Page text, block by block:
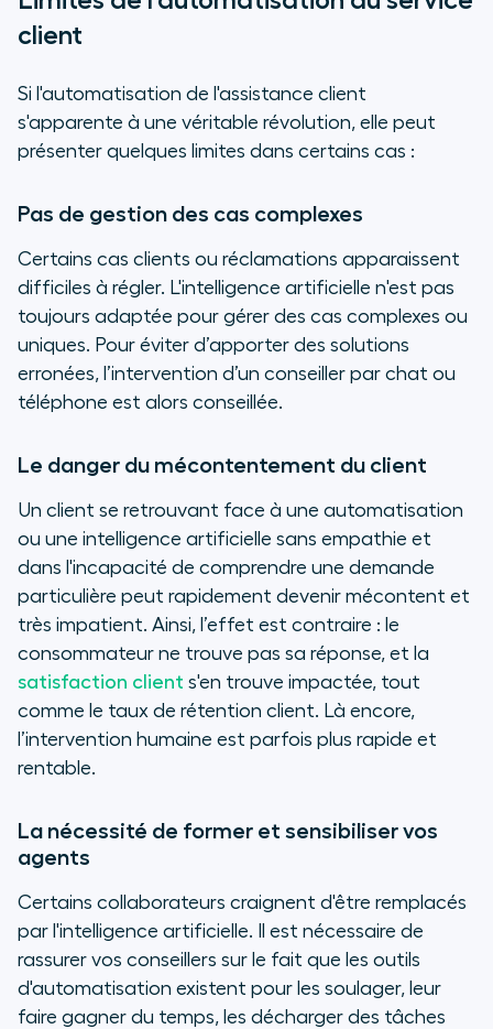
client
Si l'automatisation de l'assistance client
s'apparente à une véritable révolution, elle peut
présenter quelques limites dans certains cas :
Pas de gestion des cas complexes
Certains cas clients ou réclamations apparaissent
difficiles à régler. L'intelligence artificielle n'est pas
toujours adaptée pour gérer des cas complexes ou
uniques. Pour éviter d’apporter des solutions
erronées, l’intervention d’un conseiller par chat ou
téléphone est alors conseillée.
Le danger du mécontentement du client
Un client se retrouvant face à une automatisation
ou une intelligence artificielle sans empathie et
dans l'incapacité de comprendre une demande
particulière peut rapidement devenir mécontent et
très impatient. Ainsi, l’effet est contraire : le
consommateur ne trouve pas sa réponse, et la
satisfaction client s'en trouve impactée, tout
comme le taux de rétention client. Là encore,
l’intervention humaine est parfois plus rapide et
rentable.
La nécessité de former et sensibiliser vos
agents
Certains collaborateurs craignent d'être remplacés
par l'intelligence artificielle. Il est nécessaire de
rassurer vos conseillers sur le fait que les outils
d'automatisation existent pour les soulager, leur
faire gagner du temps, les décharger des tâches